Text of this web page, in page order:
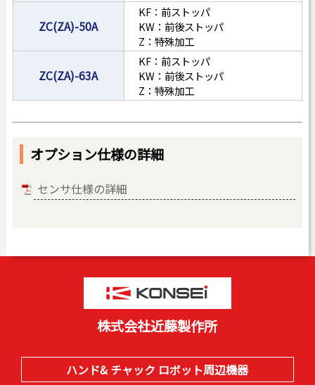
ZC(ZA)-50A
KF：前ストッパ
KW：前後ストッパ
Z：特殊加工
ZC(ZA)-63A
KF：前ストッパ
KW：前後ストッパ
Z：特殊加工
オプション仕様の詳細
センサ仕様の詳細
株式会社近藤製作所
ハンド& チャック ロボット周辺機器